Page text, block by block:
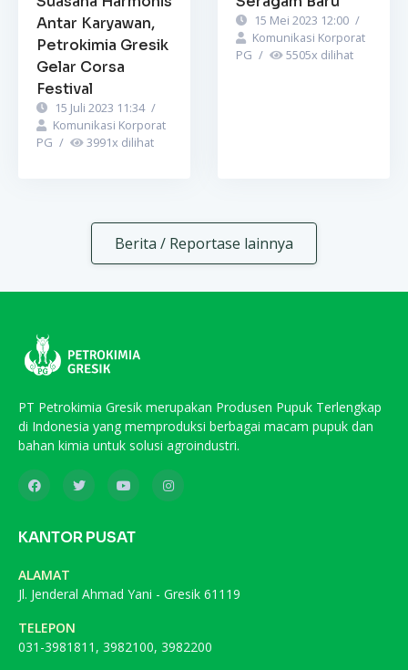
Antar Karyawan,
Petrokimia Gresik
Gelar Corsa
Festival
15 Juli 2023 11:34 /
Komunikasi Korporat
PG / 3991x dilihat
15 Mei 2023 12:00 /
Komunikasi Korporat
PG / 5505x dilihat
Berita / Reportase lainnya
PT Petrokimia Gresik merupakan Produsen Pupuk Terlengkap
di Indonesia yang memproduksi berbagai macam pupuk dan
bahan kimia untuk solusi agroindustri.
KANTOR PUSAT
ALAMAT
Jl. Jenderal Ahmad Yani - Gresik 61119
TELEPON
031-3981811, 3982100, 3982200